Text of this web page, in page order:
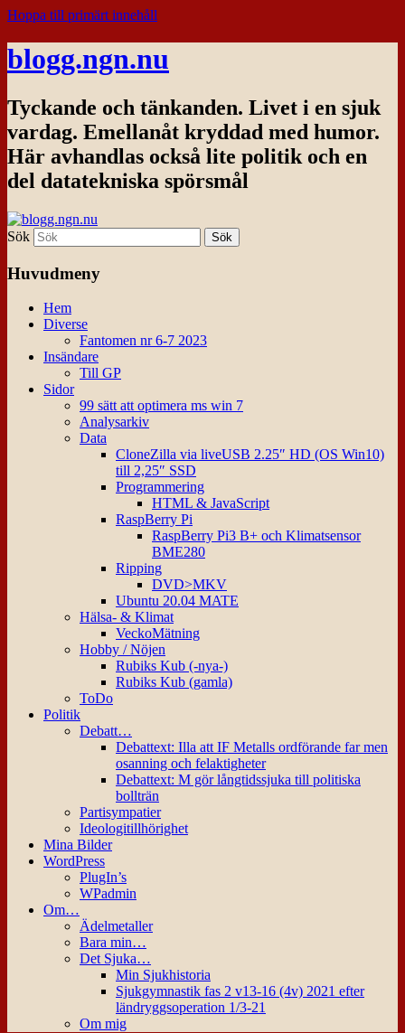
Hoppa till primärt innehåll
blogg.ngn.nu
Tyckande och tänkanden. Livet i en sjuk
vardag. Emellanåt kryddad med humor.
Här avhandlas också lite politik och en
del datatekniska spörsmål
Sök
Huvudmeny
Hem
Diverse
Fantomen nr 6-7 2023
Insändare
Till GP
Sidor
99 sätt att optimera ms win 7
Analysarkiv
Data
CloneZilla via liveUSB 2.25″ HD (OS Win10)
till 2,25″ SSD
Programmering
HTML & JavaScript
RaspBerry Pi
RaspBerry Pi3 B+ och Klimatsensor
BME280
Ripping
DVD>MKV
Ubuntu 20.04 MATE
Hälsa- & Klimat
VeckoMätning
Hobby / Nöjen
Rubiks Kub (-nya-)
Rubiks Kub (gamla)
ToDo
Politik
Debatt…
Debattext: Illa att IF Metalls ordförande far men
osanning och felaktigheter
Debattext: M gör långtidssjuka till politiska
bollträn
Partisympatier
Ideologitillhörighet
Mina Bilder
WordPress
PlugIn’s
WPadmin
Om…
Ädelmetaller
Bara min…
Det Sjuka…
Min Sjukhistoria
Sjukgymnastik fas 2 v13-16 (4v) 2021 efter
ländryggsoperation 1/3-21
Om mig